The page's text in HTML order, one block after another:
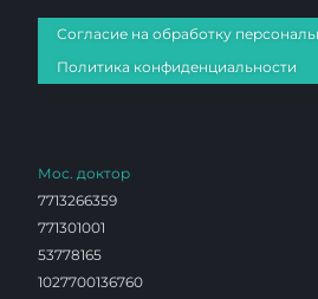
Согласие на обработку
Политика конфиденциальности
Мос. доктор
7713266359
771301001
53778165
1027700136760